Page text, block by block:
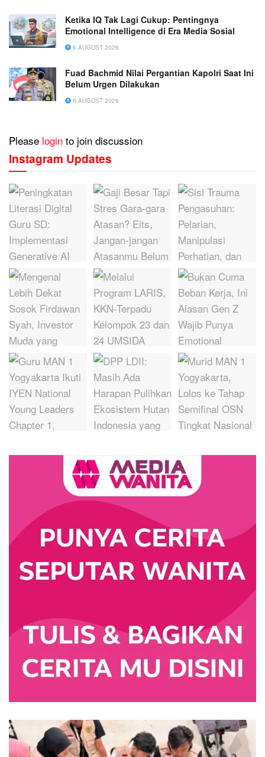
Ketika IQ Tak Lagi Cukup: Pentingnya
Emotional Intelligence di Era Media Sosial
6 AUGUST 2026
Fuad Bachmid Nilai Pergantian Kapolri Saat Ini
Belum Urgen Dilakukan
6 AUGUST 2026
Please login to join discussion
Instagram Updates